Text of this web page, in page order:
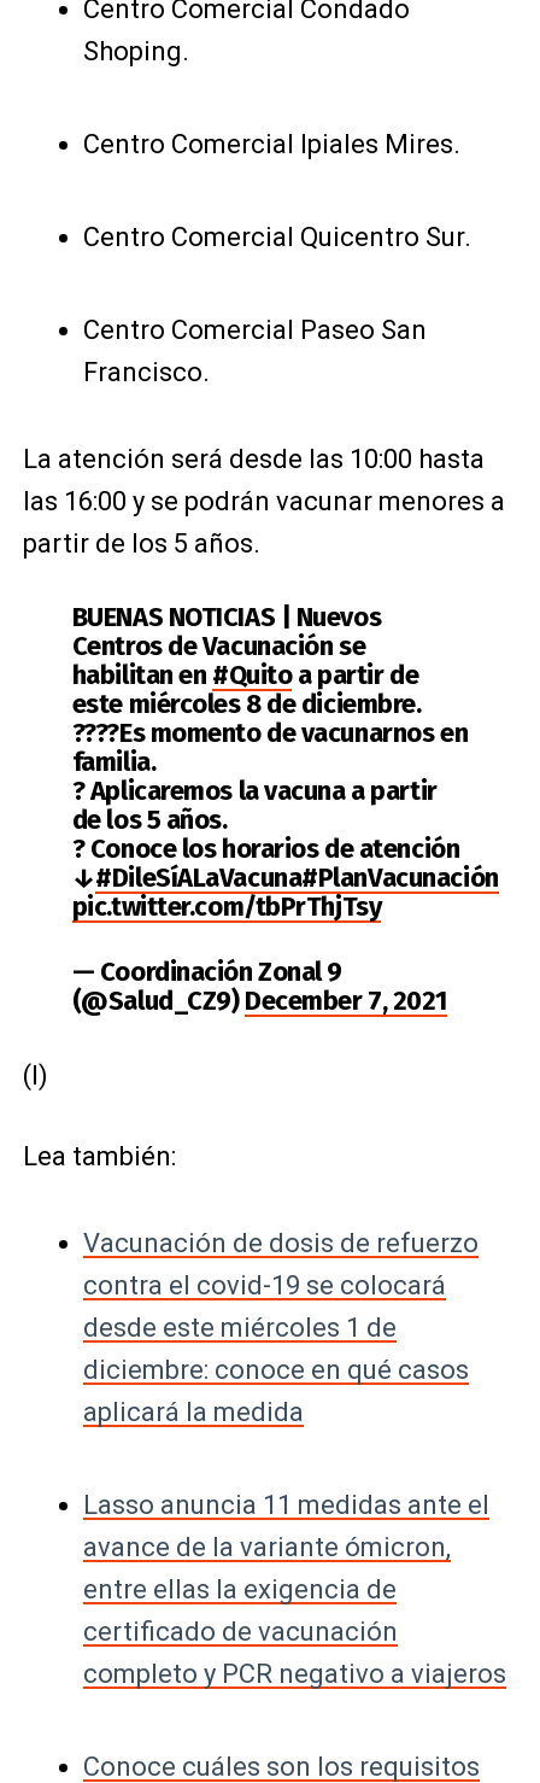
Centro Comercial Condado
Shoping.
Centro Comercial Ipiales Mires.
Centro Comercial Quicentro Sur.
Centro Comercial Paseo San
Francisco.
La atención será desde las 10:00 hasta
las 16:00 y se podrán vacunar menores a
partir de los 5 años.
BUENAS NOTICIAS | Nuevos
Centros de Vacunación se
habilitan en #Quitoa partir de
este miércoles 8 de diciembre.
?‍?‍?‍?Es momento de vacunarnos en
familia.
? Aplicaremos la vacuna a partir
de los 5 años.
? Conoce los horarios de atención
↓#DileSíALaVacuna#PlanVacunación
pic.twitter.com/tbPrThjTsy
— Coordinación Zonal 9
(@Salud_CZ9)December 7, 2021
(I)
Lea también:
Vacunación de dosis de refuerzo
contra el covid-19 se colocará
desde este miércoles 1 de
diciembre: conoce en qué casos
aplicará la medida
Lasso anuncia 11 medidas ante el
avance de la variante ómicron,
entre ellas la exigencia de
certificado de vacunación
completo y PCR negativo a viajeros
Conoce cuáles son los requisitos